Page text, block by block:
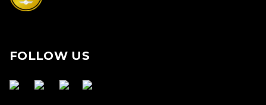
FOLLOW US